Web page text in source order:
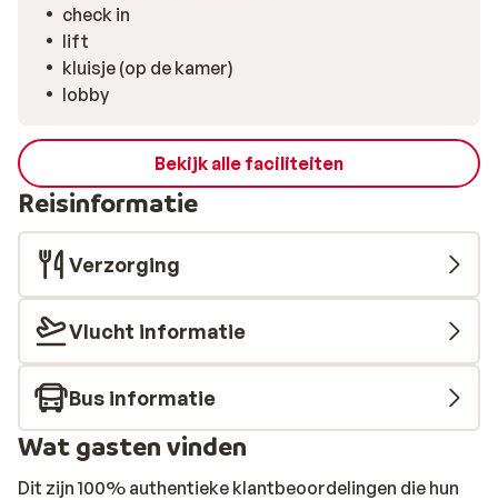
check in
lift
kluisje (op de kamer)
lobby
Bekijk alle faciliteiten
Reisinformatie
Verzorging
Vlucht informatie
Bus informatie
Wat gasten vinden
Dit zijn 100% authentieke klantbeoordelingen die hun